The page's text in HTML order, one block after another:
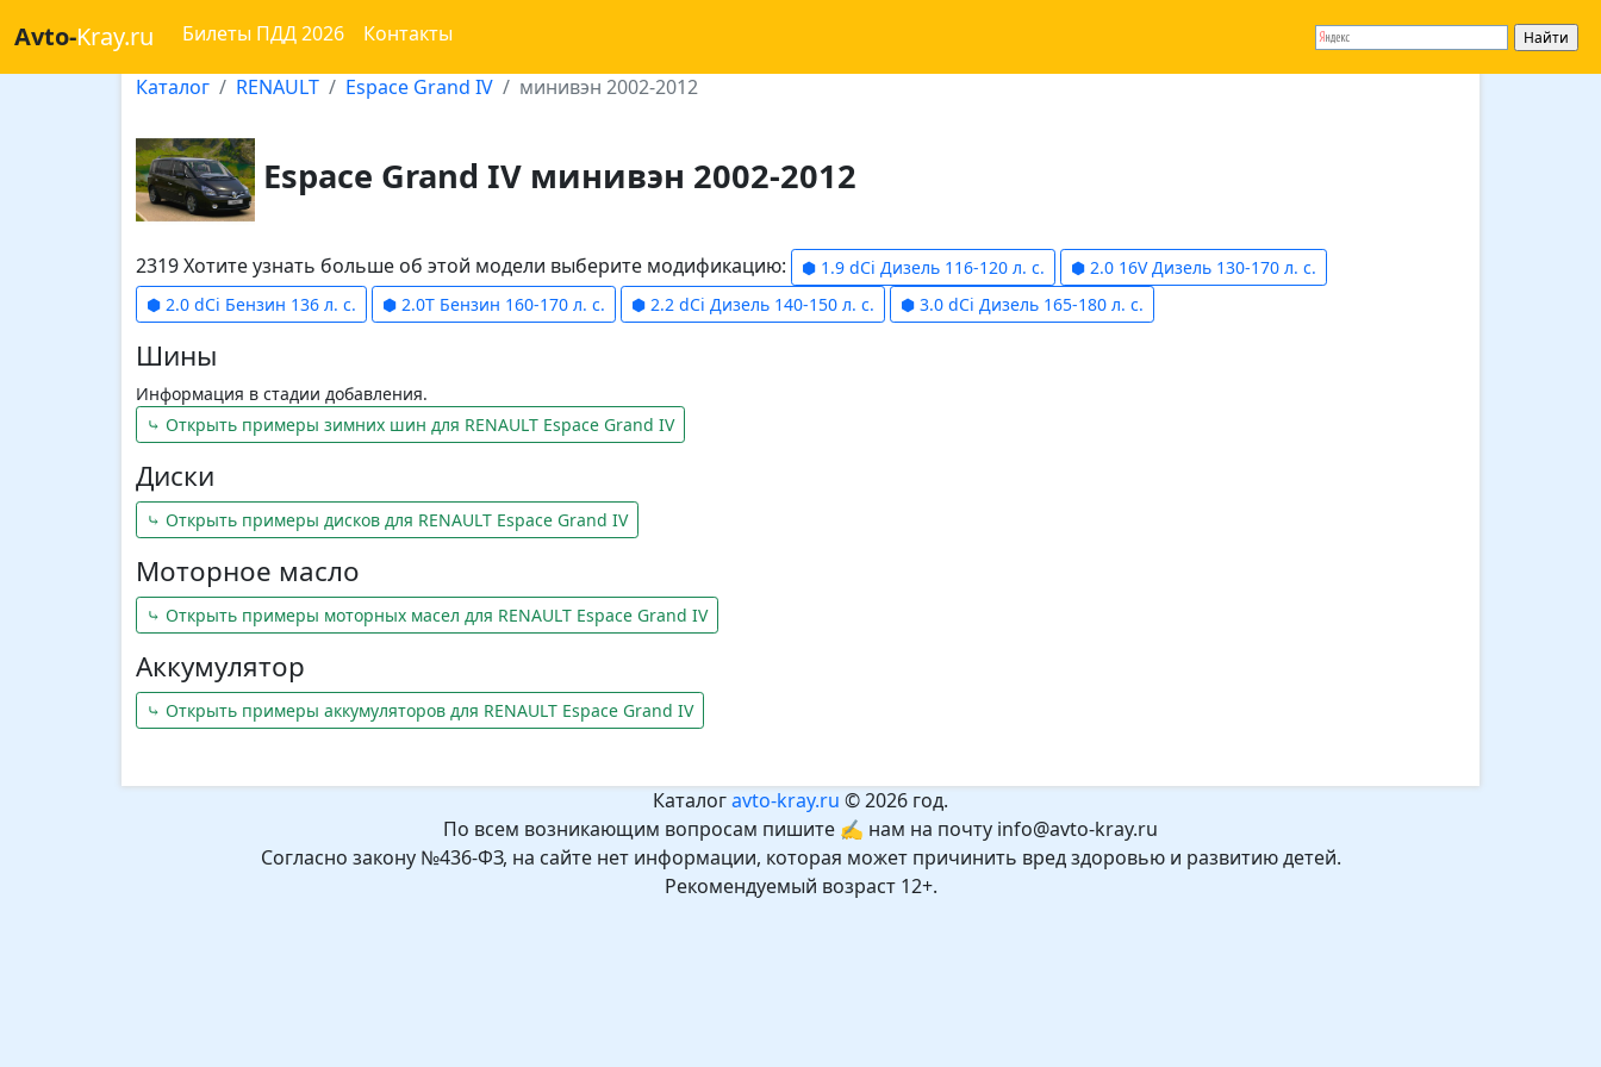
Avto-Kray.ru Билеты ПДД 2026 Контакты
Каталог RENAULT Espace Grand IV минивэн 2002-2012
Espace Grand IV минивэн 2002-2012
2319 Хотите узнать больше об этой модели выберите модификацию: ⬢ 1.9 dCi Дизель 116-120 л. с.
⬢ 2.0 16V Дизель 130-170 л. с.
⬢ 2.0 dCi Бензин 136 л. с.
⬢ 2.0T Бензин 160-170 л. с. ⬢ 2.2 dCi Дизель 140-150 л. с. ⬢ 3.0 dCi Дизель 165-180 л. с.
Шины
Информация в стадии добавления.
⤷ Открыть примеры зимних шин для RENAULT Espace Grand IV
Диски
⤷ Открыть примеры дисков для RENAULT Espace Grand IV
Моторное масло
⤷ Открыть примеры моторных масел для RENAULT Espace Grand IV
Аккумулятор
⤷ Открыть примеры аккумуляторов для RENAULT Espace Grand IV
Каталогavto-kray.ru © 2026 год.
По всем возникающим вопросам пишите ✍ нам на почту info@avto-kray.ru
Согласно закону №436-ФЗ, на сайте нет информации, которая может причинить вред здоровью и развитию детей.
Рекомендуемый возраст 12+.